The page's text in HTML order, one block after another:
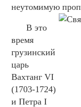
неутомимую
В это
время
грузинский
царь
Вахтанг VI
(1703-1724)
и Петра I